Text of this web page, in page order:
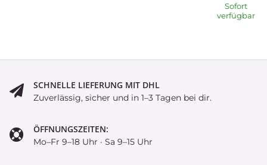
Sofort
verfügbar
SCHNELLE LIEFERUNG MIT DHL
Zuverlässig, sicher und in 1–3 Tagen bei dir.
ÖFFNUNGSZEITEN:
Mo–Fr 9–18 Uhr · Sa 9–15 Uhr